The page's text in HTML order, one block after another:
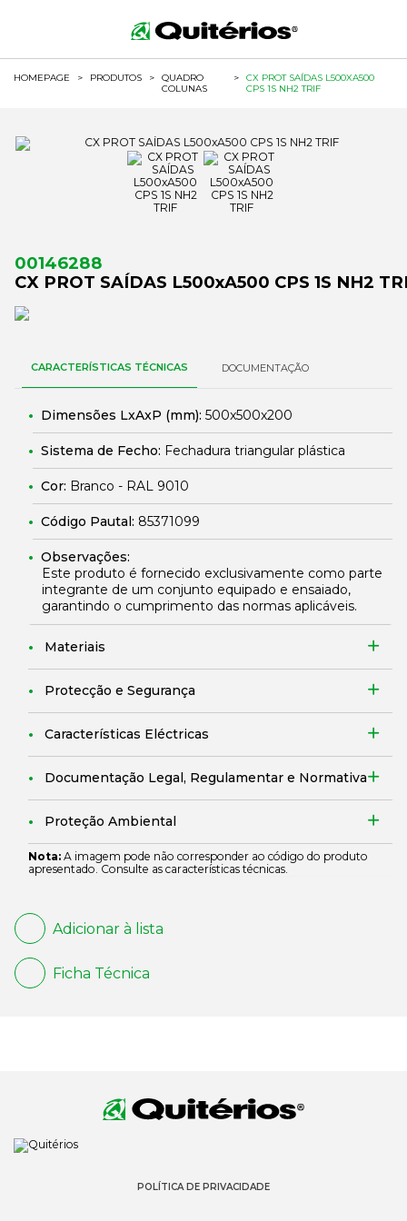
HOMEPAGE > PRODUTOS >
QUADRO
COLUNAS
>
CX PROT SAÍDAS L500XA500
CPS 1S NH2 TRIF
00146288
CX PROT SAÍDAS L500xA500 CPS 1S NH2
CARACTERÍSTICAS TÉCNICAS DOCUMENTAÇÃO
Dimensões LxAxP (mm): 500x500x200
Sistema de Fecho: Fechadura triangular plástica
Cor: Branco - RAL 9010
Código Pautal: 85371099
Observações:
Este produto é fornecido exclusivamente como parte
integrante de um conjunto equipado e ensaiado,
garantindo o cumprimento das normas aplicáveis.
Materiais
Protecção e Segurança
Características Eléctricas
Documentação Legal, Regulamentar e Normativa
Proteção Ambiental
Nota: A imagem pode não corresponder ao código do produto
apresentado. Consulte as características técnicas.
Adicionar à lista
Ficha Técnica
POLÍTICA DE PRIVACIDADE